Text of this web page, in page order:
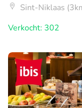
Sint-Niklaas
Verkocht: 302